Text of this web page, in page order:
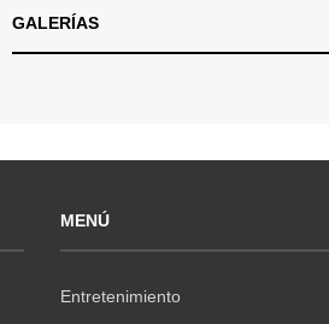
GALERÍAS
MENÚ
Entretenimiento